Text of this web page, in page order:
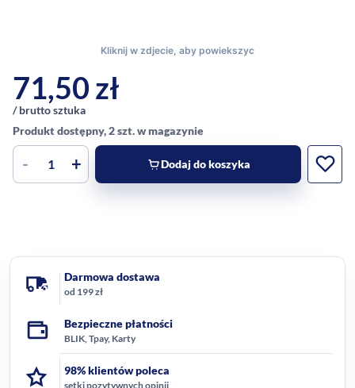
71,50zł
/ brutto sztuka
Produkt dostępny, 2 szt. w magazynie
- + Dodaj do koszyka
Darmowa dostawa
od 199 zł
Bezpieczne płatności
BLIK, Tpay, Karty
98% klientów poleca
setki pozytywnych opinii